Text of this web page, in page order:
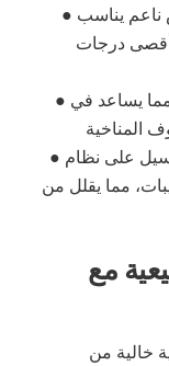
● ناعم يناسب
درجات
● يساعد في
● على نظام
مما يقلل من
مع
خالية من